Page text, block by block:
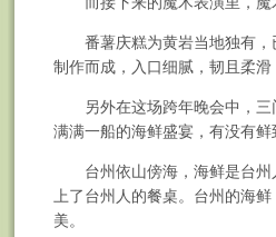
番薯庆糕为黄岩当地独有，
制作而成，入口细腻，韧且柔
另外在这场跨年晚会中，三
满满一船的海鲜盛宴，有没有鲜
台州依山傍海，海鲜是台州
上了台州人的餐桌。台州的海
美。